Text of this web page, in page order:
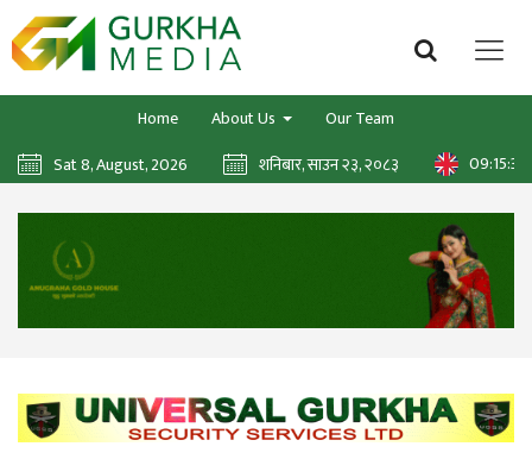
Home About Us
Our Team
Sat 8, August, 2026
शनिबार, साउन २३, २०८३ 09:15:41